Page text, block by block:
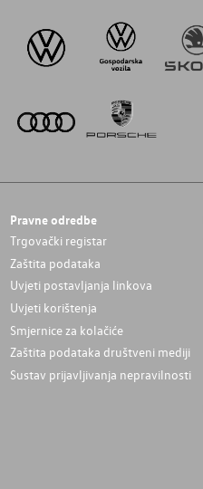
Pravne odredbe
Trgovački registar
Zaštita podataka
Uvjeti postavljanja linkova
Uvjeti korištenja
Smjernice za kolačiće
Zaštita podataka društveni mediji
Sustav prijavljivanja nepravilnosti